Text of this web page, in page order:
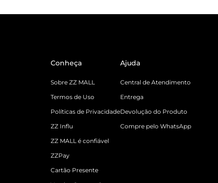
Conheça
Sobre ZZ MALL
Termos de Uso
Políticas de Privacidade
ZZ Influ
ZZ MALL é confiável
ZZPay
Cartão Presente
Ajuda
Central de Atendimento
Entrega
Devolução do Produto
Compre pelo WhatsApp